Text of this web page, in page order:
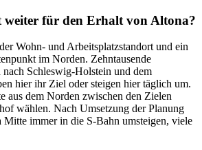
weiter für den Erhalt von Altona?
Wohn- und Arbeitsplatzstandort und ein
im Norden. Zehntausende
Schleswig-Holstein und dem
hier ihr Ziel oder steigen hier täglich um.
aus dem Norden zwischen den Zielen
wählen. Nach Umsetzung der Planung
Mitte immer in die S-Bahn umsteigen, viele